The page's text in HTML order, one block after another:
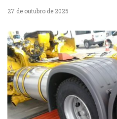
27 de outubro de 2025